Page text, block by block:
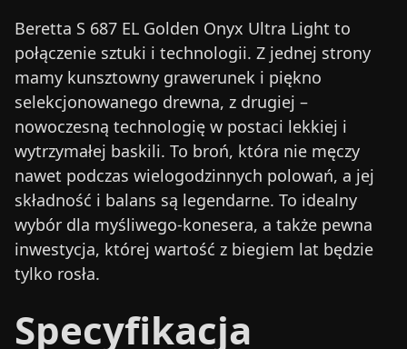
Beretta S 687 EL Golden Onyx Ultra Light to
połączenie sztuki i technologii. Z jednej strony
mamy kunsztowny grawerunek i piękno
selekcjonowanego drewna, z drugiej –
nowoczesną technologię w postaci lekkiej i
wytrzymałej baskili. To broń, która nie męczy
nawet podczas wielogodzinnych polowań, a jej
składność i balans są legendarne. To idealny
wybór dla myśliwego-konesera, a także pewna
inwestycja, której wartość z biegiem lat będzie
tylko rosła.
Specyfikacja